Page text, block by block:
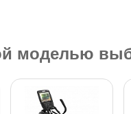
моделью